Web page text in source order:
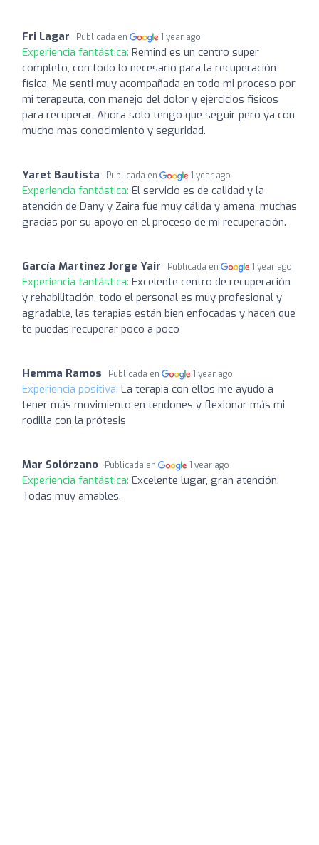
Fri Lagar Publicada en 1 year ago
Experiencia fantástica: Remind es un centro super
completo, con todo lo necesario para la recuperación
física. Me senti muy acompañada en todo mi proceso por
mi terapeuta, con manejo del dolor y ejercicios fisicos
para recuperar. Ahora solo tengo que seguir pero ya con
mucho mas conocimiento y seguridad.
Yaret Bautista Publicada en 1 year ago
Experiencia fantástica: El servicio es de calidad y la
atención de Dany y Zaira fue muy cálida y amena, muchas
gracias por su apoyo en el proceso de mi recuperación.
García Martinez Jorge Yair Publicada en 1 year ago
Experiencia fantástica: Excelente centro de recuperación
y rehabilitación, todo el personal es muy profesional y
agradable, las terapias están bien enfocadas y hacen que
te puedas recuperar poco a poco
Hemma Ramos Publicada en 1 year ago
Experiencia positiva: La terapia con ellos me ayudo a
tener más movimiento en tendones y flexionar más mi
rodilla con la prótesis
Mar Solórzano Publicada en 1 year ago
Experiencia fantástica: Excelente lugar, gran atención.
Todas muy amables.